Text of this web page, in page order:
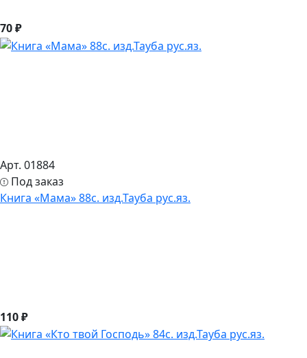
70 ₽
Арт. 01884
Под заказ
Книга «Мама» 88с. изд.Тауба рус.яз.
110 ₽